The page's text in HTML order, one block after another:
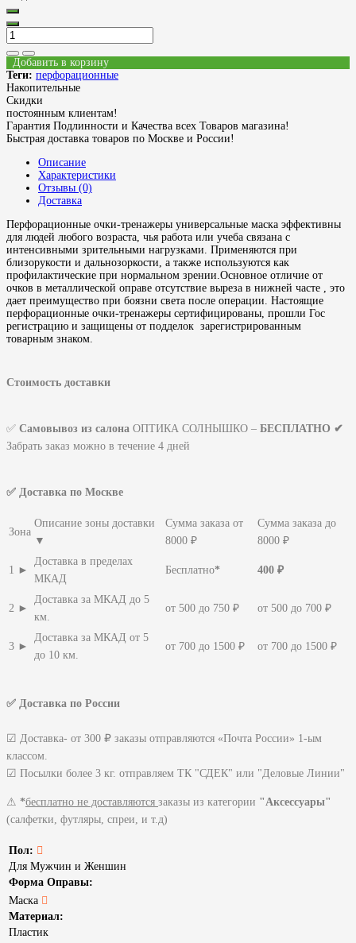
Добавить в корзину
Теги: перфорационные
Накопительные
Скидки
постоянным клиентам!
Гарантия Подлинности и Качества всех Товаров магазина!
Быстрая доставка товаров по Москве и России!
Описание
Характеристики
Отзывы (0)
Доставка
Перфорационные очки-тренажеры универсальные маска эффективны
для людей любого возраста, чья работа или учеба связана с
интенсивными зрительными нагрузками. Применяются при
близорукости и дальнозоркости, а также используются как
профилактические при нормальном зрении.Основное отличие от
очков в металлической оправе отсутствие выреза в нижней часте , это
дает преимущество при боязни света после операции. Настоящие
перфорационные очки-тренажеры сертифицированы, прошли Гос
регистрацию и защищены от подделок зарегистрированным
товарным знаком.
Стоимость доставки
✅ Самовывоз из салона ОПТИКА СОЛНЫШКО – БЕСПЛАТНО ✔
Забрать заказ можно в течение 4 дней
✅ Доставка по Москве
Зона
Описание зоны доставки
▼
Сумма заказа от
8000 ₽
Сумма заказа до
8000 ₽
1 ►
Доставка в пределах
МКАД
Бесплатно* 400 ₽
2 ►
Доставка за МКАД до 5
км.
от 500 до 750 ₽ от 500 до 700 ₽
3 ►
Доставка за МКАД от 5
до 10 км.
от 700 до 1500 ₽ от 700 до 1500 ₽
✅ Доставка по России
☑ Доставка- от 300 ₽ заказы отправляются «Почта России» 1-ым
классом.
☑ Посылки более 3 кг. отправляем ТК "СДЕК" или "Деловые Линии"
⚠ *бесплатно не доставляются заказы из категории "Аксессуары"
(салфетки, футляры, спреи, и т.д)
Пол:
Для Мужчин и Женшин
Форма Оправы:
Маска
Материал:
Пластик